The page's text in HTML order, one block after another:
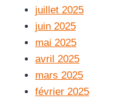
juillet 2025
juin 2025
mai 2025
avril 2025
mars 2025
février 2025